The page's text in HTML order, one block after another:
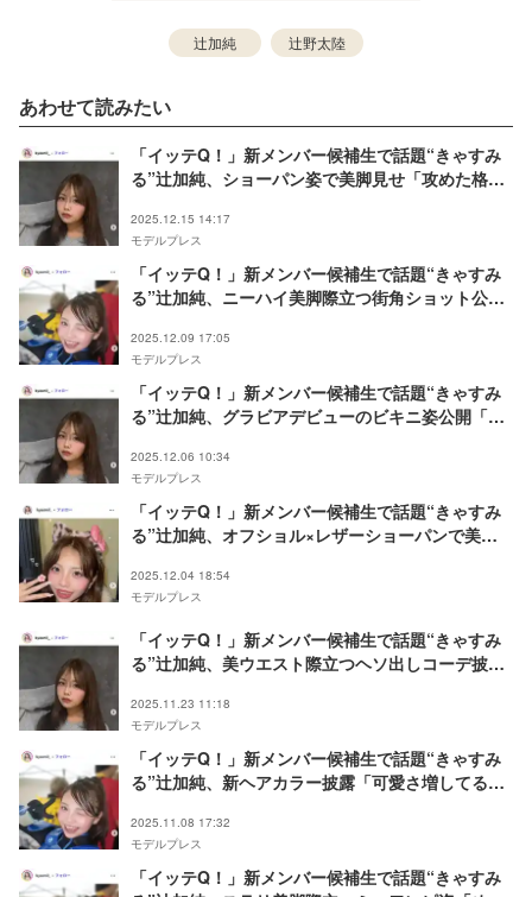
辻加純 辻野太陸
あわせて読みたい
「イッテQ！」新メンバー候補生で話題“きゃすみ
る”辻加純、ショーパン姿で美脚見せ「攻めた格
2025.12.15 14:17
モデルプレス
「イッテQ！」新メンバー候補生で話題“きゃすみ
る”辻加純、ニーハイ美脚際立つ街角ショット公開
2025.12.09 17:05
モデルプレス
「イッテQ！」新メンバー候補生で話題“きゃすみ
る”辻加純、グラビアデビューのビキニ姿公開「健
2025.12.06 10:34
モデルプレス
「イッテQ！」新メンバー候補生で話題“きゃすみ
る”辻加純、オフショル×レザーショーパンで美ボ
の声
2025.12.04 18:54
モデルプレス
「イッテQ！」新メンバー候補生で話題“きゃすみ
る”辻加純、美ウエスト際立つヘソ出しコーデ披露
2025.11.23 11:18
モデルプレス
「イッテQ！」新メンバー候補生で話題“きゃすみ
る”辻加純、新ヘアカラー披露「可愛さ増してる」
2025.11.08 17:32
モデルプレス
「イッテQ！」新メンバー候補生で話題“きゃすみ